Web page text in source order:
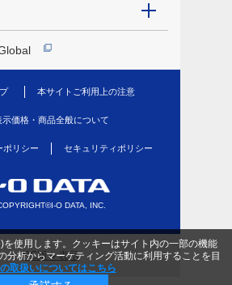
本サイトご利用上の注意
示価格・商品全般について
ポリシー セキュリティポリシー
O DATA, INC.
使用します。クッキーはサイト内の一部の機能
分析からマーケティング活動に利用することを目
取扱いについてはこちら
PC版を表示